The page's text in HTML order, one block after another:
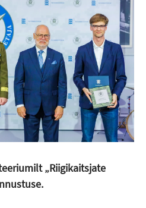
„Riigikaitsjate